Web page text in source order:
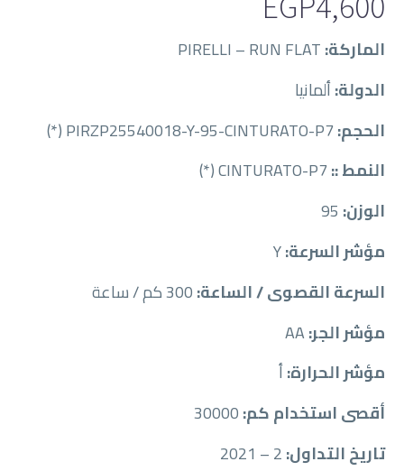
الماركة:
الدولة:ألمانيا
الحجم:
النمط ::
الوزن:
مؤشر السرعة:
السرعة القصوى / الساعة:
مؤشر الجر:
مؤشر الحرارة:أ
أقصى استخدام كم:
تاريخ التداول:2 – 2021